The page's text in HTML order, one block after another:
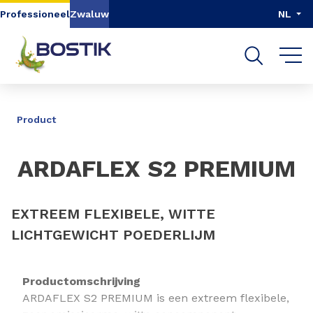
Go to content Go to navigation
ProfessioneelZwaluw NL
Product
ARDAFLEX S2 PREMIUM
EXTREEM FLEXIBELE, WITTE
LICHTGEWICHT POEDERLIJM
Productomschrijving
ARDAFLEX S2 PREMIUM is een extreem flexibele,